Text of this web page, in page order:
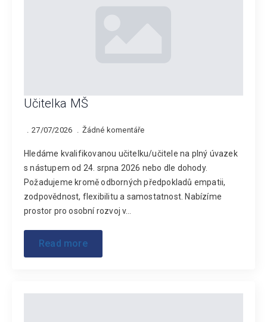
Učitelka MŠ
27/07/2026 Žádné komentáře
Hledáme kvalifikovanou učitelku/učitele na plný úvazek
s nástupem od 24. srpna 2026 nebo dle dohody.
Požadujeme kromě odborných předpokladů empatii,
zodpovědnost, flexibilitu a samostatnost. Nabízíme
prostor pro osobní rozvoj v…
Read more